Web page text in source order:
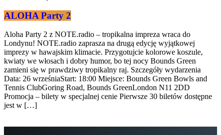
ALOHA Party 2
Aloha Party 2 z NOTE.radio – tropikalna impreza wraca do
Londynu! NOTE.radio zaprasza na drugą edycję wyjątkowej
imprezy w hawajskim klimacie. Przygotujcie kolorowe koszule,
kwiaty we włosach i dobry humor, bo tej nocy Bounds Green
zamieni się w prawdziwy tropikalny raj. Szczegóły wydarzenia
Data: 26 wrześniaStart: 18:00 Miejsce: Bounds Green Bowls and
Tennis ClubGoring Road, Bounds GreenLondon N11 2DD
Promocja – bilety w specjalnej cenie Pierwsze 30 biletów dostępne
jest w […]